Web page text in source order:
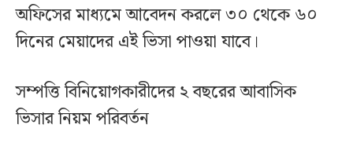
অফিসের মাধ্যমে আবেদন করলে ৩০ থেকে ৬০
দিনের মেয়াদের এই ভিসা পাওয়া যাবে।
সম্পত্তি বিনিয়োগকারীদের ২ বছরের আবাসিক
ভিসার নিয়ম পরিবর্তন